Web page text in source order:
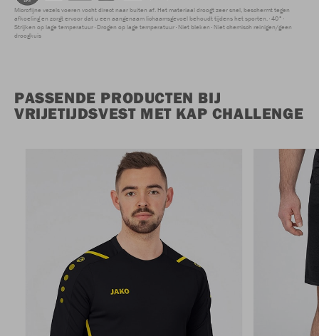
Microfijne vezels voeren vocht direct naar buiten af. Het materiaal droogt zeer snel, beschermt tegen
afkoeling en zorgt ervoor dat u een aangenaam lichaamsgevoel behoudt tijdens het sporten. 40°
Strijken op lage temperatuur Drogen op lage temperatuur Niet bleken Niet chemisch reinigen/geen
droogkuis
PASSENDE PRODUCTEN BIJ
VRIJETIJDSVEST MET KAP CHALLENGE